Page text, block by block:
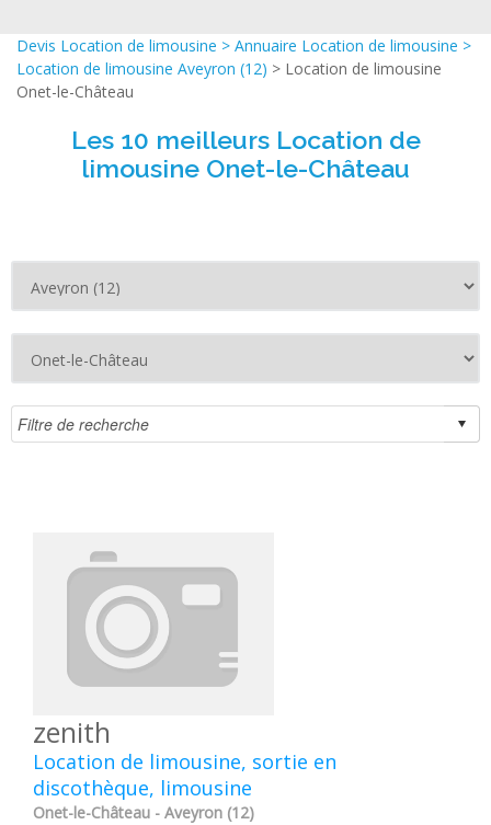
Devis Location de limousine > Annuaire Location de limousine >
Location de limousine Aveyron (12) > Location de limousine
Onet-le-Château
Les 10 meilleurs Location de
limousine Onet-le-Château
zenith
Location de limousine, sortie en
discothèque, limousine
Onet-le-Château - Aveyron (12)